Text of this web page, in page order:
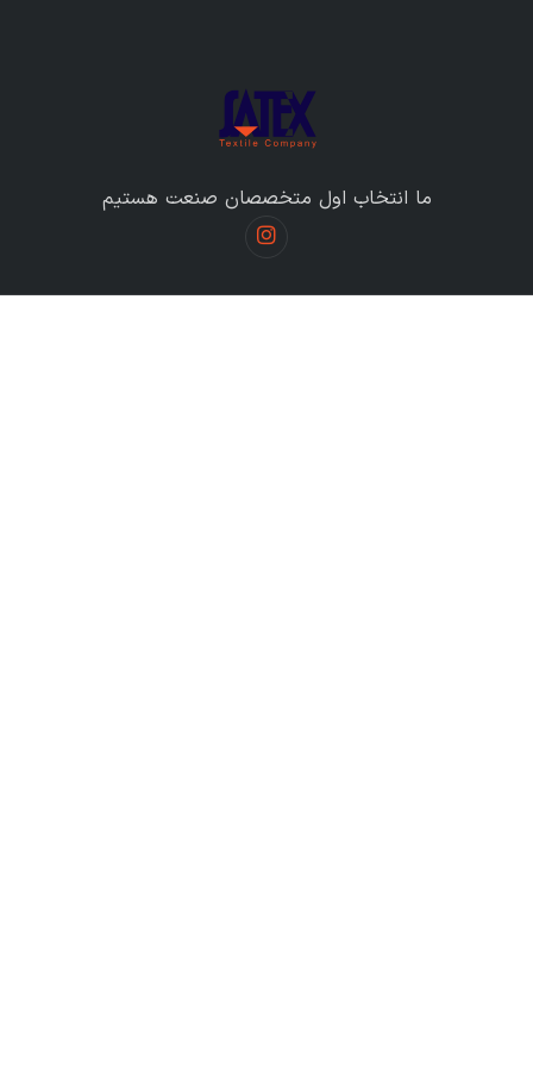
ما انتخاب اول متخصصان صنعت هستیم